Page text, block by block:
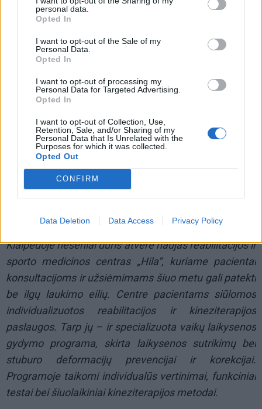
personal data.
Opted In
I want to opt-out of the Sale of my
Personal Data.
Opted In
I want to opt-out of processing my
Personal Data for Targeted Advertising.
Opted In
I want to opt-out of Collection, Use,
Retention, Sale, and/or Sharing of my
Personal Data that Is Unrelated with the
Purposes for which it was collected.
Opted Out
CONFIRM
Data Deletion Data Access Privacy Policy
bėgioja, keičia padėtis – tuo geriau formuojasi
Klaipėdoje neseniai duris atvėrė naujas reabilitacijos ir
sporto medicinos centras „Hila“, kuriame pacientai
konsultacijoms ir užsiėmimams šiuo metu gali patekti
be ilgų laukimo eilių. Centre pacientams siūlomos
individualizuotos reabilitacijos ir kineziterapijos
paslaugos. Tarp jų – ir specializuota vaikų laikysenos
gydymo programa, skirta laikysenos sutrikimų bei
stuburo deformacijų prevencijai ir korekcijai.
Programoje taikomi individualūs vertinimai, funkciniai
testai bei šiuolaikiniai kineziterapijos metodai.